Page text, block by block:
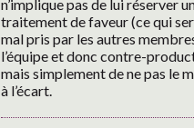
n’implique pas de lui réserver
traitement de faveur (ce qui
mal pris par les autres
l’équipe et donc contre-
mais simplement de ne pas le
à l’écart.